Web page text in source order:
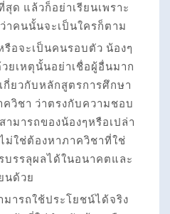
ด แล้วก็อย่าเรียนเพราะ
าคนนั้นจะเป็นใครก็ตาม
อจะเป็นคนรอบตัว น้องๆ
ยเหตุนั้นอย่าเชื่อผู้อื่นมาก
กี่ยวกับหลักสูตรการศึกษา
ควิชา ว่าตรงกับความชอบ
มารถของน้องๆหรือเปล่า
ม่ใช่ต้องหาภาควิชาที่ใช่
บรรลุผลได้ในอนาคตและ
นด้วย
ารถใช้ประโยชน์ได้จริง